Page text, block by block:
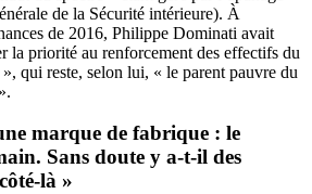
de la Sécurité intérieure). À
de 2016, Philippe Dominati avait
la priorité au renforcement des effectifs du
qui reste, selon lui, « le parent pauvre du
marque de fabrique : le
Sans doute y a-t-il des
là »